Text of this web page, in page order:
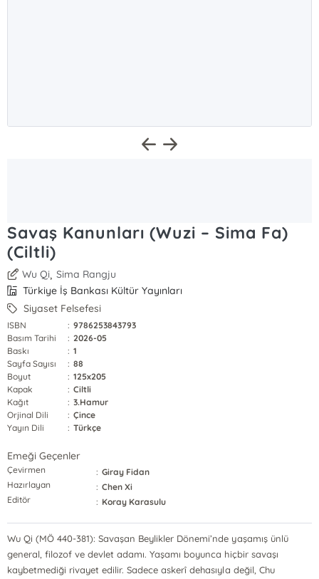
Savaş Kanunları (Wuzi – Sima Fa)
(Ciltli)
Wu Qi, Sima Rangju
Türkiye İş Bankası Kültür Yayınları
Siyaset Felsefesi
ISBN : 9786253843793
Basım Tarihi
: 2026-05
Baskı
: 1
Sayfa Sayısı
: 88
Boyut
: 125x205
Kapak
: Ciltli
Kağıt
: 3.Hamur
Orjinal Dili
: Çince
Yayın Dili
: Türkçe
Emeği Geçenler
Çevirmen : Giray Fidan
Hazırlayan
: Chen Xi
Editör
: Koray Karasulu
Wu Qi (MÖ 440-381): Savaşan Beylikler Dönemi’nde yaşamış ünlü
general, filozof ve devlet adamı. Yaşamı boyunca hiçbir savaşı
kaybetmediği rivayet edilir. Sadece askerî dehasıyla değil, Chu